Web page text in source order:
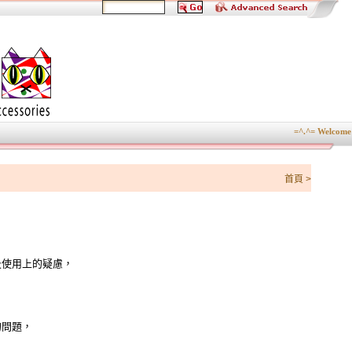
=^.^= Welcome
首頁 >
用上的疑慮，
題，